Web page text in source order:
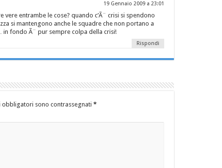
19 Gennaio 2009 a 23:01
entrambe le cose? quando c’Ã¨ crisi si spendono
si mantengono anche le squadre che non portano a
fondo Ã¨ pur sempre colpa della crisi!
Rispondi
sono contrassegnati *